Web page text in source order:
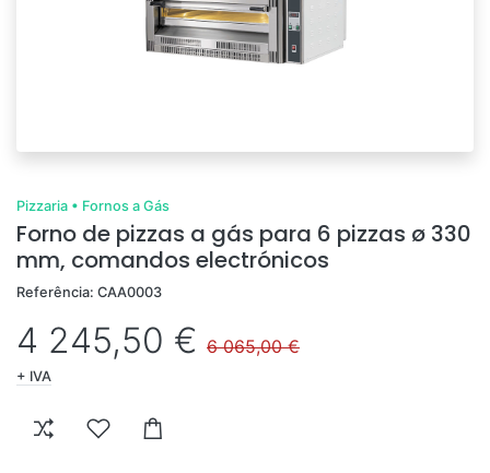
Pizzaria • Fornos a Gás
Forno de pizzas a gás para 6 pizzas ø 330
mm, comandos electrónicos
Referência: CAA0003
4 245,50 € 6 065,00 €
+ IVA